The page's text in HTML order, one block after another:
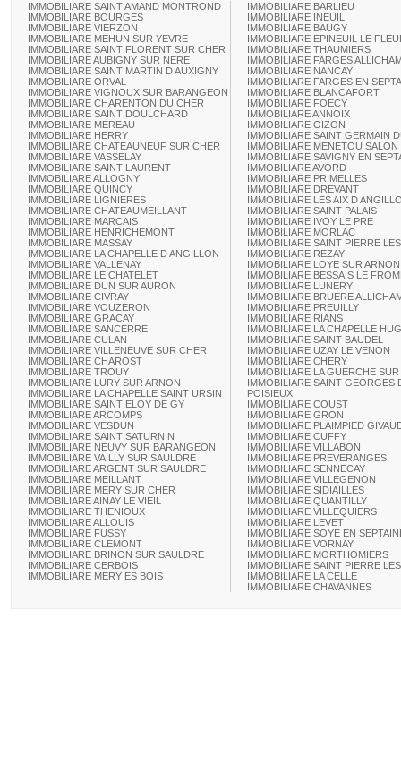
IMMOBILIARE SAINT AMAND MONTROND
IMMOBILIARE BOURGES
IMMOBILIARE VIERZON
IMMOBILIARE MEHUN SUR YEVRE
IMMOBILIARE SAINT FLORENT SUR CHER
IMMOBILIARE AUBIGNY SUR NERE
IMMOBILIARE SAINT MARTIN D AUXIGNY
IMMOBILIARE ORVAL
IMMOBILIARE VIGNOUX SUR BARANGEON
IMMOBILIARE CHARENTON DU CHER
IMMOBILIARE SAINT DOULCHARD
IMMOBILIARE MEREAU
IMMOBILIARE HERRY
IMMOBILIARE CHATEAUNEUF SUR CHER
IMMOBILIARE VASSELAY
IMMOBILIARE SAINT LAURENT
IMMOBILIARE ALLOGNY
IMMOBILIARE QUINCY
IMMOBILIARE LIGNIERES
IMMOBILIARE CHATEAUMEILLANT
IMMOBILIARE MARCAIS
IMMOBILIARE HENRICHEMONT
IMMOBILIARE MASSAY
IMMOBILIARE LA CHAPELLE D ANGILLON
IMMOBILIARE VALLENAY
IMMOBILIARE LE CHATELET
IMMOBILIARE DUN SUR AURON
IMMOBILIARE CIVRAY
IMMOBILIARE VOUZERON
IMMOBILIARE GRACAY
IMMOBILIARE SANCERRE
IMMOBILIARE CULAN
IMMOBILIARE VILLENEUVE SUR CHER
IMMOBILIARE CHAROST
IMMOBILIARE TROUY
IMMOBILIARE LURY SUR ARNON
IMMOBILIARE LA CHAPELLE SAINT URSIN
IMMOBILIARE SAINT ELOY DE GY
IMMOBILIARE ARCOMPS
IMMOBILIARE VESDUN
IMMOBILIARE SAINT SATURNIN
IMMOBILIARE NEUVY SUR BARANGEON
IMMOBILIARE VAILLY SUR SAULDRE
IMMOBILIARE ARGENT SUR SAULDRE
IMMOBILIARE MEILLANT
IMMOBILIARE MERY SUR CHER
IMMOBILIARE AINAY LE VIEIL
IMMOBILIARE THENIOUX
IMMOBILIARE ALLOUIS
IMMOBILIARE FUSSY
IMMOBILIARE CLEMONT
IMMOBILIARE BRINON SUR SAULDRE
IMMOBILIARE CERBOIS
IMMOBILIARE MERY ES BOIS
IMMOBILIARE BARLIEU
IMMOBILIARE INEUIL
IMMOBILIARE BAUGY
IMMOBILIARE EPINEUIL LE
IMMOBILIARE THAUMIERS
IMMOBILIARE FARGES
IMMOBILIARE NANCAY
IMMOBILIARE FARGES EN
IMMOBILIARE BLANCAFORT
IMMOBILIARE FOECY
IMMOBILIARE ANNOIX
IMMOBILIARE OIZON
IMMOBILIARE SAINT GERMAIN
IMMOBILIARE MENETOU SALON
IMMOBILIARE SAVIGNY EN
IMMOBILIARE AVORD
IMMOBILIARE PRIMELLES
IMMOBILIARE DREVANT
IMMOBILIARE LES AIX D
IMMOBILIARE SAINT PALAIS
IMMOBILIARE IVOY LE PRE
IMMOBILIARE MORLAC
IMMOBILIARE SAINT PIERRE
IMMOBILIARE REZAY
IMMOBILIARE LOYE SUR ARNON
IMMOBILIARE BESSAIS LE
IMMOBILIARE LUNERY
IMMOBILIARE BRUERE
IMMOBILIARE PREUILLY
IMMOBILIARE RIANS
IMMOBILIARE LA CHAPELLE
IMMOBILIARE SAINT BAUDEL
IMMOBILIARE UZAY LE VENON
IMMOBILIARE CHERY
IMMOBILIARE LA GUERCHE
IMMOBILIARE SAINT GEORGES
POISIEUX
IMMOBILIARE COUST
IMMOBILIARE GRON
IMMOBILIARE PLAIMPIED
IMMOBILIARE CUFFY
IMMOBILIARE VILLABON
IMMOBILIARE PREVERANGES
IMMOBILIARE SENNECAY
IMMOBILIARE VILLEGENON
IMMOBILIARE SIDIAILLES
IMMOBILIARE QUANTILLY
IMMOBILIARE VILLEQUIERS
IMMOBILIARE LEVET
IMMOBILIARE SOYE EN
IMMOBILIARE VORNAY
IMMOBILIARE MORTHOMIERS
IMMOBILIARE SAINT PIERRE
IMMOBILIARE LA CELLE
IMMOBILIARE CHAVANNES